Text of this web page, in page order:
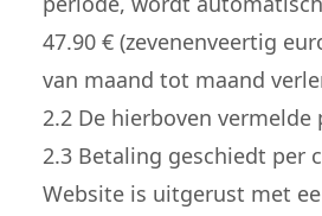
47.90 € (zevenenveertig
van maand tot maand
2.2 De hierboven
2.3 Betaling geschiedt per
Website is uitgerust met